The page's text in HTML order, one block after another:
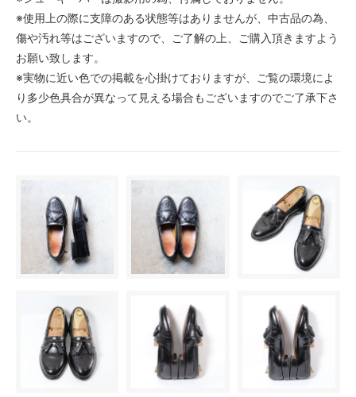
※使用上の際に支障のある状態等はありませんが、中古品の為、
傷や汚れ等はございますので、ご了解の上、ご購入頂きますよう
お願い致します。
※実物に近い色での掲載を心掛けておりますが、ご覧の環境によ
り多少色具合が異なって見える場合もございますのでご了承下さ
い。